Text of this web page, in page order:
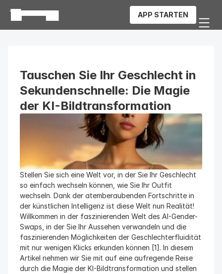
APP STARTEN
Tauschen Sie Ihr Geschlecht in
Sekundenschnelle: Die Magie
der KI-Bildtransformation
Stellen Sie sich eine Welt vor, in der Sie Ihr Geschlecht
so einfach wechseln können, wie Sie Ihr Outfit
wechseln. Dank der atemberaubenden Fortschritte in
der künstlichen Intelligenz ist diese Welt nun Realität!
Willkommen in der faszinierenden Welt des AI-Gender-
Swaps, in der Sie Ihr Aussehen verwandeln und die
faszinierenden Möglichkeiten der Geschlechterfluidität
mit nur wenigen Klicks erkunden können [1]. In diesem
Artikel nehmen wir Sie mit auf eine aufregende Reise
durch die Magie der KI-Bildtransformation und stellen